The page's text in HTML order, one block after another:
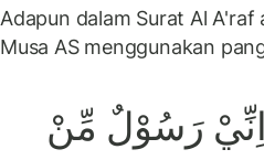
Adapun dalam Surat Al
Musa AS menggunakan
رَسُوْلٌ مِّنْ